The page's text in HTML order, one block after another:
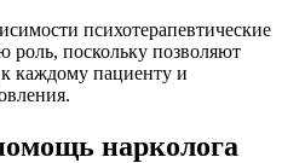
психотерапевтические
поскольку позволяют
каждому пациенту и
нарколога